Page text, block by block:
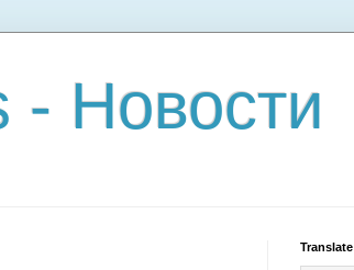
- Новости
Translate